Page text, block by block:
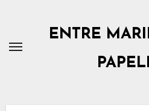
contenido
ENTRE